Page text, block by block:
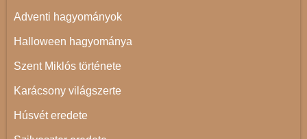
Adventi hagyományok
Halloween hagyománya
Szent Miklós története
Karácsony világszerte
Húsvét eredete